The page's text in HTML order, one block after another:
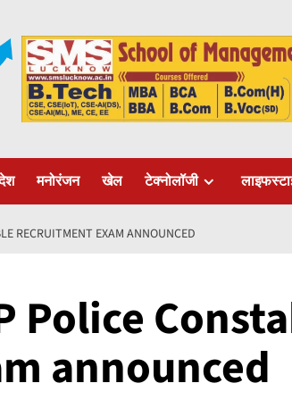
मनोरंजन खेल टेक्नोलॉजी
RECRUITMENT EXAM ANNOUNCED
Police
announced